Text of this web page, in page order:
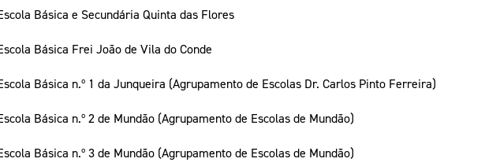
Básica e Secundária Quinta das Flores
Básica Frei João de Vila do Conde
Básica n.º 1 da Junqueira (Agrupamento de Escolas Dr. Carlos Pinto Ferreira)
Básica n.º 2 de Mundão (Agrupamento de Escolas de Mundão)
Básica n.º 3 de Mundão (Agrupamento de Escolas de Mundão)